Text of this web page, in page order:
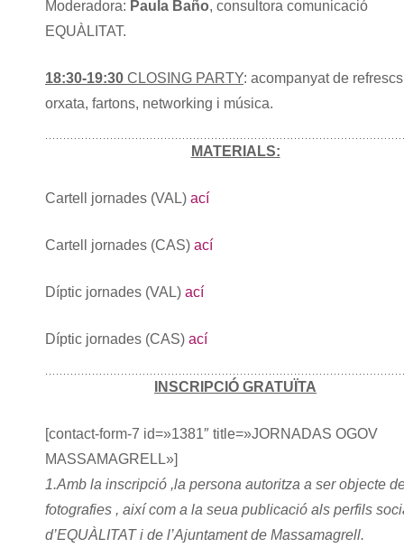
Moderadora: Paula Baño, consultora comunicació
EQUÀLITAT.
18:30-19:30 CLOSING PARTY: acompanyat de
orxata, fartons, networking i música.
MATERIALS:
Cartell jornades (VAL) ací
Cartell jornades (CAS) ací
Díptic jornades (VAL) ací
Díptic jornades (CAS) ací
INSCRIPCIÓ GRATUÏTA
[contact-form-7 id=»1381″ title=»JORNADAS OGOV
MASSAMAGRELL»]
1.Amb la inscripció ,la persona autoritza a ser objecte
fotografies , així com a la seua publicació als perfils
d’EQUÀLITAT i de l’Ajuntament de Massamagrell.